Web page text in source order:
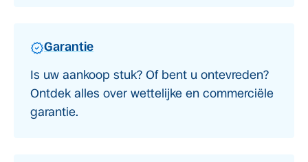
Garantie
Is uw aankoop stuk? Of bent u ontevreden?
Ontdek alles over wettelijke en commerciële
garantie.